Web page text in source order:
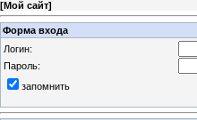
[Мой сайт]
Форма входа
Логин:
Пароль:
запомнить